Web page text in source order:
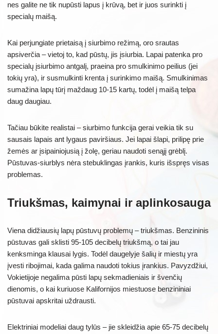
nes galite ne tik nupūsti lapus į krūvą, bet ir juos surinkti į
specialų maišą.
Kai perjungiate prietaisą į siurbimo režimą, oro srautas
apsiverčia – vietoj to, kad pūstų, jis įsiurbia. Lapai patenka pro
specialų įsiurbimo antgalį, praeina pro smulkinimo peilius (jei
tokių yra), ir susmulkinti krenta į surinkimo maišą. Smulkinimas
sumažina lapų tūrį maždaug 10-15 kartų, todėl į maišą telpa
daug daugiau.
Tačiau būkite realistai – siurbimo funkcija gerai veikia tik su
sausais lapais ant lygaus paviršiaus. Jei lapai šlapi, prilipę prie
žemės ar įsipainiojusią į žolę, geriau naudoti senąjį grėblį.
Pūstuvas-siurblys nėra stebuklingas įrankis, kuris išspręs visas
problemas.
Triukšmas, kaimynai ir aplinkosauga
Viena didžiausių lapų pūstuvų problemų – triukšmas. Benzininis
pūstuvas gali sklisti 95-105 decibelų triukšmą, o tai jau
kenksminga klausai lygis. Todėl daugelyje šalių ir miestų yra
įvesti ribojimai, kada galima naudoti tokius įrankius. Pavyzdžiui,
Vokietijoje negalima pūsti lapų sekmadieniais ir švenčių
dienomis, o kai kuriuose Kalifornijos miestuose benzininiai
pūstuvai apskritai uždrausti.
Elektriniai modeliai daug tylūs – jie skleidžia apie 65-75 decibelų